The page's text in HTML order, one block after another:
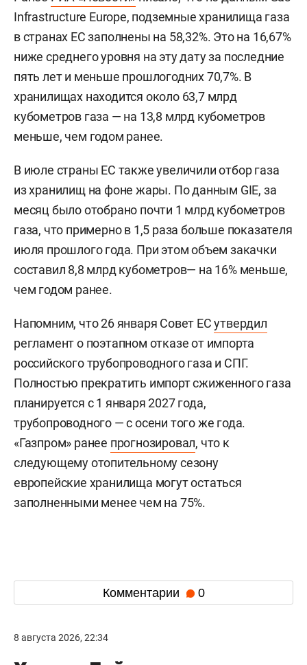
Infrastructure Europe, подземные хранилища газа
в странах ЕС заполнены на 58,32%. Это на 16,67%
ниже среднего уровня на эту дату за последние
пять лет и меньше прошлогодних 70,7%. В
хранилищах находится около 63,7 млрд
кубометров газа — на 13,8 млрд кубометров
меньше, чем годом ранее.
В июле страны ЕС также увеличили отбор газа
из хранилищ на фоне жары. По данным GIE, за
месяц было отобрано почти 1 млрд кубометров
газа, что примерно в 1,5 раза больше показателя
июля прошлого года. При этом объем закачки
составил 8,8 млрд кубометров— на 16% меньше,
чем годом ранее.
Напомним, что 26 января Совет ЕСутвердил
регламент о поэтапном отказе от импорта
российского трубопроводного газа и СПГ.
Полностью прекратить импорт сжиженного газа
планируется с 1 января 2027 года,
трубопроводного — с осени того же года.
«Газпром» ранее прогнозировал, что к
следующему отопительному сезону
европейские хранилища могут остаться
заполненными менее чем на 75%.
Комментарии 0
8 августа 2026, 22:34